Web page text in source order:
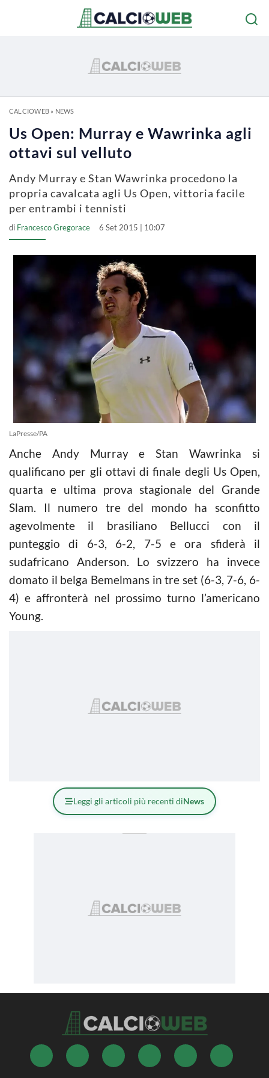
CALCIOWEB» NEWS
Us Open: Murray e Wawrinka agli
ottavi sul velluto
Andy Murray e Stan Wawrinka procedono la
propria cavalcata agli Us Open, vittoria facile
per entrambi i tennisti
di Francesco Gregorace 6 Set 2015 | 10:07
LaPresse/PA
Anche Andy Murray e Stan Wawrinka si
qualificano per gli ottavi di finale degli Us Open,
quarta e ultima prova stagionale del Grande
Slam. Il numero tre del mondo ha sconfitto
agevolmente il brasiliano Bellucci con il
punteggio di 6-3, 6-2, 7-5 e ora sfiderà il
sudafricano Anderson. Lo svizzero ha invece
domato il belga Bemelmans in tre set (6-3, 7-6, 6-
4) e affronterà nel prossimo turno l’americano
Young.
Leggi gli articoli più recenti diNews